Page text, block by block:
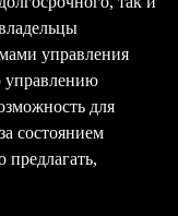
управления
управлению
для
состоянием
предлагать,